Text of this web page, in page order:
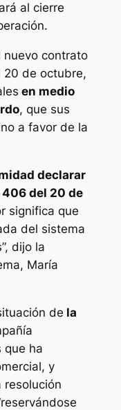
al cierre
nuevo contrato
20 de octubre,
en medio
, que sus
a favor de la
declarar
del 20 de
significa que
del sistema
dijo la
María
de la
que ha
y
resolución